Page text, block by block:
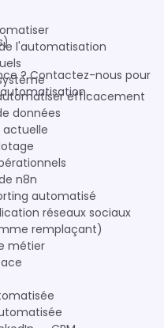
? Contactez-nous pour
l'automatisation
efficacement
données
actuelle
n8n
automatisé
réseaux sociaux
remplaçant)
métier